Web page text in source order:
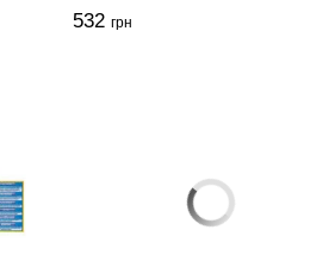
532 грн